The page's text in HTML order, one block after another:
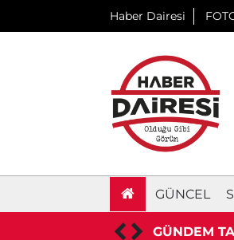
Haber Dairesi
GÜNCEL
GÜNDEM
Uraloğlu açıkladı